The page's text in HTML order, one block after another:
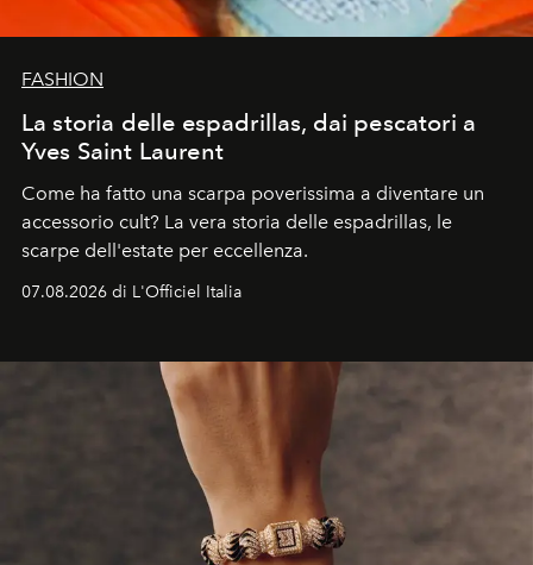
FASHION
La storia delle espadrillas, dai pescatori a
Yves Saint Laurent
Come ha fatto una scarpa poverissima a diventare un
accessorio cult? La vera storia delle espadrillas, le
scarpe dell'estate per eccellenza.
07.08.2026 di L'Officiel Italia